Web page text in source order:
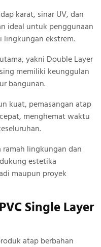
karat, sinar UV, dan
ideal untuk penggunaan
lingkungan ekstrem.
yakni Double Layer
memiliki keunggulan
bangunan.
kuat, pemasangan atap
menghemat waktu
ramah lingkungan dan
estetika
maupun proyek
Single Layer
atap berbahan